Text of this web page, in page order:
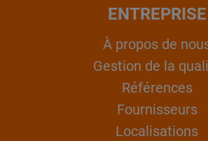
ENTREPRISE
À propos de
Gestion de la
Références
Fournisseurs
Localisations